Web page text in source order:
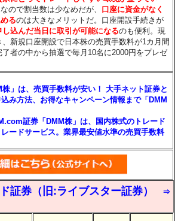
ので割当数は少なめだが、 口座に資金がなく
るのは大きなメリットだ。口座開設手続きが
し込んだ当日に取引が可能になるのも便利。現
新規口座開設で日本株の売買手数料が1カ月間
者の中から抽選で毎月10名に2000円をプレゼ
」は、売買手数料が安い！ 大手ネット証券と
み方法、お得なキャンペーン情報まで「DMM
証券「DMM株」は、国内株式のトレード
ードサービス。業界最安値水準の売買手数料
証券（旧:ライブスター証券）
⇒